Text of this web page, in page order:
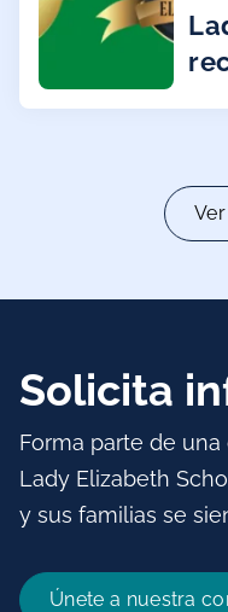
Solicita
Forma parte de
Lady Elizabeth
y sus familias se
Únete a nuestra